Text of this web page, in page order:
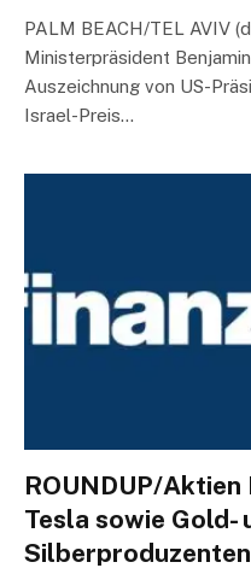
PALM BEACH/TEL AVIV
Ministerpräsident
Auszeichnung von US-
Israel-Preis…
ROUNDUP/Aktien
Tesla sowie Gold-